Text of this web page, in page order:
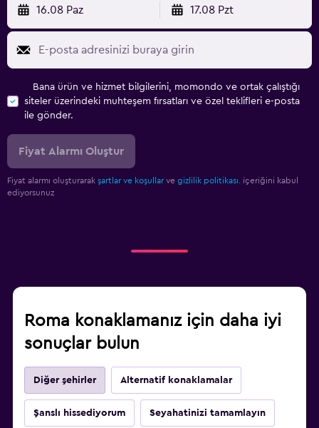
16.08 Paz 17.08 Pzt
Bana ürün ve hizmet bilgilerini, momondo ve ortak çalıştığı
siteler üzerindeki muhteşem fırsatları ve özel teklifleri e-posta
ile gönder.
Fiyat Alarmı Oluştur
Fiyat alarmı oluşturarak şartlar ve koşullar ve gizlilik politikası.
içeriğini kabul
ediyorsunuz
Roma konaklamanız için daha iyi
sonuçlar bulun
Diğer şehirler Alternatif konaklamalar
Şanslı hissediyorum Seyahatinizi tamamlayın